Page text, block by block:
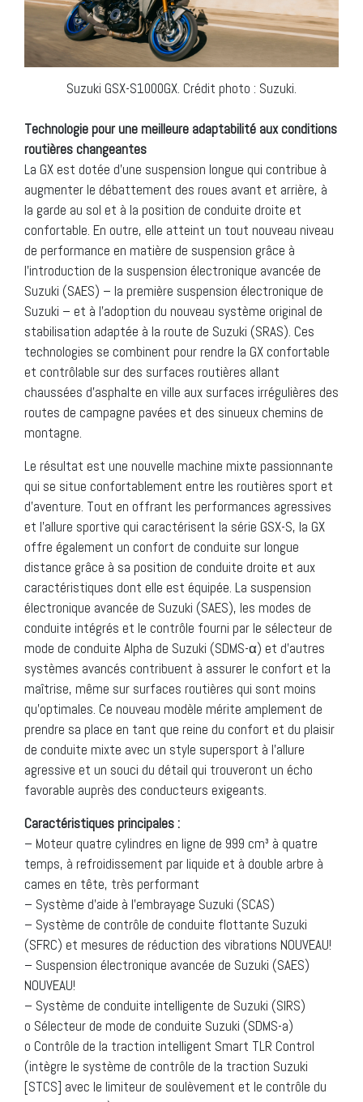
Suzuki GSX-S1000GX. Crédit photo : Suzuki.
Technologie pour une meilleure adaptabilité aux conditions
routières changeantes
La GX est dotée d’une suspension longue qui contribue à
augmenter le débattement des roues avant et arrière, à
la garde au sol et à la position de conduite droite et
confortable. En outre, elle atteint un tout nouveau niveau
de performance en matière de suspension grâce à
l’introduction de la suspension électronique avancée de
Suzuki (SAES) – la première suspension électronique de
Suzuki – et à l’adoption du nouveau système original de
stabilisation adaptée à la route de Suzuki (SRAS). Ces
technologies se combinent pour rendre la GX confortable
et contrôlable sur des surfaces routières allant
chaussées d’asphalte en ville aux surfaces irrégulières des
routes de campagne pavées et des sinueux chemins de
montagne.
Le résultat est une nouvelle machine mixte passionnante
qui se situe confortablement entre les routières sport et
d’aventure. Tout en offrant les performances agressives
et l’allure sportive qui caractérisent la série GSX-S, la GX
offre également un confort de conduite sur longue
distance grâce à sa position de conduite droite et aux
caractéristiques dont elle est équipée. La suspension
électronique avancée de Suzuki (SAES), les modes de
conduite intégrés et le contrôle fourni par le sélecteur de
mode de conduite Alpha de Suzuki (SDMS-α) et d’autres
systèmes avancés contribuent à assurer le confort et la
maîtrise, même sur surfaces routières qui sont moins
qu’optimales. Ce nouveau modèle mérite amplement de
prendre sa place en tant que reine du confort et du plaisir
de conduite mixte avec un style supersport à l’allure
agressive et un souci du détail qui trouveront un écho
favorable auprès des conducteurs exigeants.
Caractéristiques principales :
– Moteur quatre cylindres en ligne de 999 cm³ à quatre
temps, à refroidissement par liquide et à double arbre à
cames en tête, très performant
– Système d’aide à l’embrayage Suzuki (SCAS)
– Système de contrôle de conduite flottante Suzuki
(SFRC) et mesures de réduction des vibrations NOUVEAU!
– Suspension électronique avancée de Suzuki (SAES)
NOUVEAU!
– Système de conduite intelligente de Suzuki (SIRS)
o Sélecteur de mode de conduite Suzuki (SDMS-a)
o Contrôle de la traction intelligent Smart TLR Control
(intègre le système de contrôle de la traction Suzuki
[STCS] avec le limiteur de soulèvement et le contrôle du